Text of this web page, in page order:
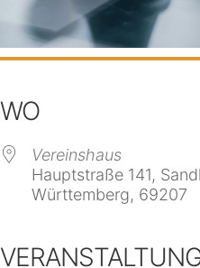
WO
Vereinshaus
Hauptstraße 141,
Württemberg, 69207